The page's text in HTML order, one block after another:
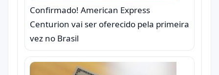
Confirmado! American Express
Centurion vai ser oferecido pela primeira
vez no Brasil